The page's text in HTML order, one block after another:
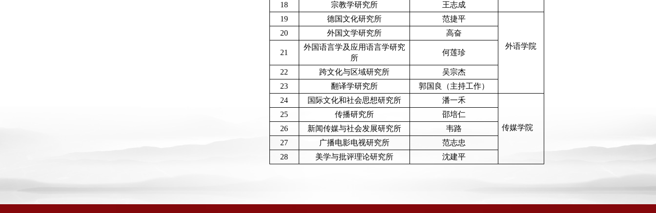
18
宗教学研究所
王志成
19
德国文化研究所 范捷平
外语学院
20 外国文学研究所 高奋
21
外国语言学及应用语言学研究
所
何莲珍
22 跨文化与区域研究所
吴宗杰
23
翻译学研究所
郭国良（主持工作）
24
国际文化和社会思想研究所 潘一禾
传媒学院
25 传播研究所
邵培仁
26
新闻传媒与社会发展研究所
韦路
27
广播电影电视研究所
范志忠
28
美学与批评理论研究所 沈建平